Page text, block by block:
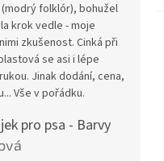
folklór), bohužel
krok vedle - moje
zkušenost. Cinká při
se asi i lépe
Jinak dodání, cena,
Vše v pořádku.
pro psa - Barvy
je 5 z 5 hvězdiček.